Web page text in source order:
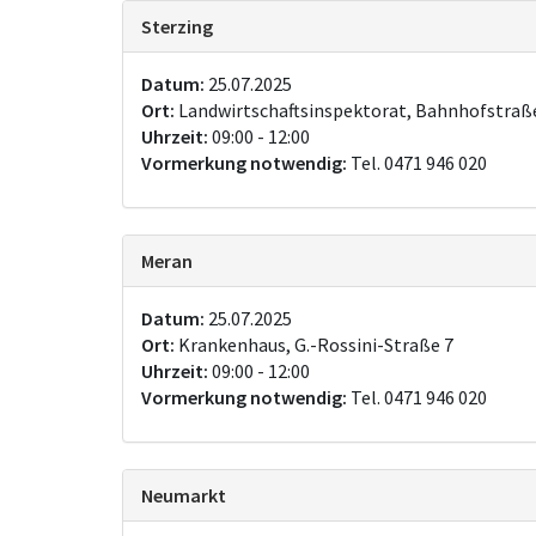
Sterzing
Datum: 25.07.2025
Ort: Landwirtschaftsinspektorat,
Uhrzeit: 09:00 - 12:00
Vormerkung notwendig: Tel. 0471 946 020
Meran
Datum: 25.07.2025
Ort: Krankenhaus, G.-Rossini-Straße 7
Uhrzeit: 09:00 - 12:00
Vormerkung notwendig: Tel. 0471 946 020
Neumarkt